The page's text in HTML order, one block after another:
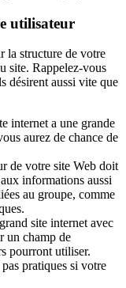
utilisateur
la structure de votre
site. Rappelez-vous
désirent aussi vite que
internet a une grande
aurez de chance de
de votre site Web doit
informations aussi
au groupe, comme
site internet avec
un champ de
pourront utiliser.
pratiques si votre